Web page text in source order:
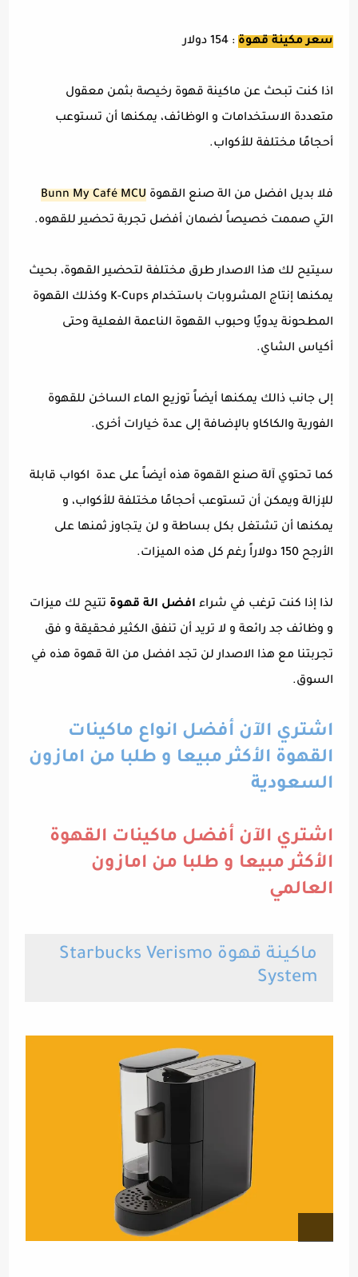
سعر مكينة قهوة : 154 دولار
اذا كنت تبحث عن ماكينة قهوة رخيصة بثمن معقول
متعددة الاستخدامات و الوظائف، يمكنها أن تستوعب
أحجامًا مختلفة للأكواب.
فلا بديل افضل من الة صنع القهوة Bunn My Café MCU
التي صممت خصيصاً لضمان أفضل تجربة تحضير للقهوه.
سيتيح لك هذا الاصدار طرق مختلفة لتحضير القهوة، بحيث
يمكنها إنتاج المشروبات باستخدام K-Cups وكذلك القهوة
المطحونة يدويًا وحبوب القهوة الناعمة الفعلية وحتى
أكياس الشاي.
إلى جانب ذالك يمكنها أيضاً توزيع الماء الساخن للقهوة
الفورية والكاكاو بالإضافة إلى عدة خيارات أخرى.
كما تحتوي آلة صنع القهوة هذه أيضاً على عدة اكواب قابلة
للإزالة ويمكن أن تستوعب أحجامًا مختلفة للأكواب، و
يمكنها أن تشتغل بكل بساطة و لن يتجاوز ثمنها على
الأرجح 150 دولاراً رغم كل هذه الميزات.
لذا إذا كنت ترغب في شراء افضل الة قهوة تتيح لك ميزات
و وظائف جد رائعة و لا تريد أن تنفق الكثير فحقيقة و فق
تجربتنا مع هذا الاصدار لن تجد افضل من الة قهوة هذه في
السوق.
اشتري الآن أفضل انواع ماكينات
القهوة الأكثر مبيعا و طلبا من امازون
السعودية
اشتري الآن أفضل ماكينات القهوة
الأكثر مبيعا و طلبا من امازون
العالمي
ماكينة قهوة Starbucks Verismo
System